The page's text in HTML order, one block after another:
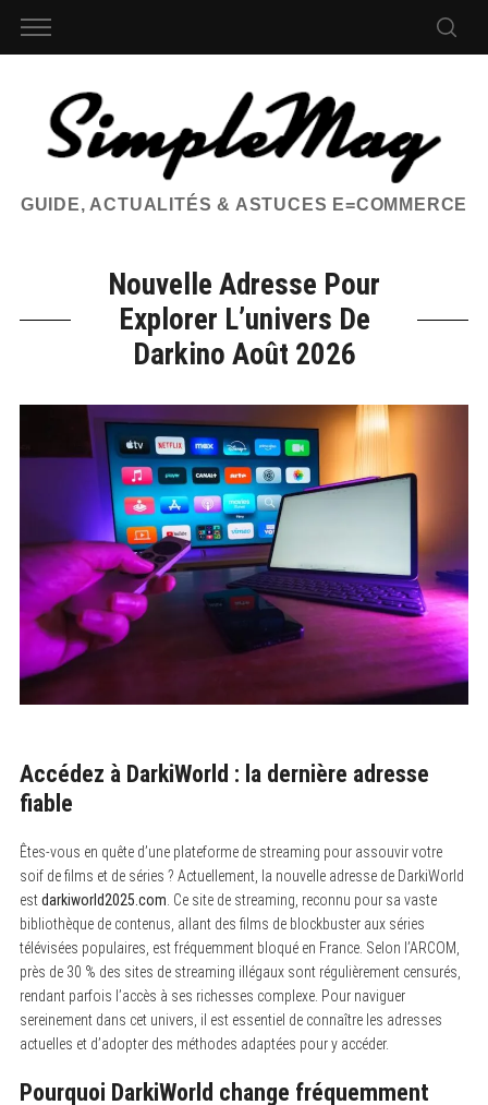
GUIDE, ACTUALITÉS & ASTUCES E=COMMERCE
Nouvelle Adresse Pour
Explorer L’univers De
Darkino Août 2026
Accédez à DarkiWorld : la dernière adresse
fiable
Êtes-vous en quête d’une plateforme de streaming pour assouvir votre
soif de films et de séries ? Actuellement, la nouvelle adresse de DarkiWorld
estdarkiworld2025.com . Ce site de streaming, reconnu pour sa vaste
bibliothèque de contenus, allant des films de blockbuster aux séries
télévisées populaires, est fréquemment bloqué en France. Selon l’ARCOM,
près de 30 % des sites de streaming illégaux sont régulièrement censurés,
rendant parfois l’accès à ses richesses complexe. Pour naviguer
sereinement dans cet univers, il est essentiel de connaître les adresses
actuelles et d’adopter des méthodes adaptées pour y accéder.
Pourquoi DarkiWorld change fréquemment